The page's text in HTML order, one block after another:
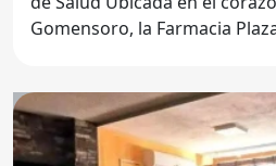
Gomensoro, la Farmacia